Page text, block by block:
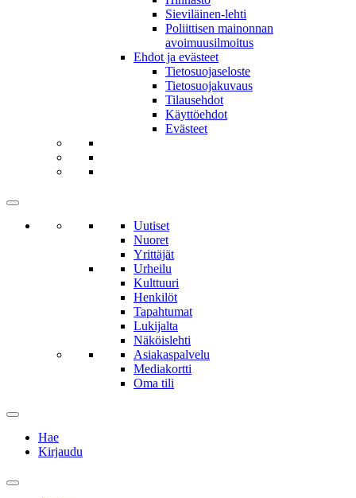
Sieviläinen-lehti
Poliittisen mainonnan
avoimuusilmoitus
Ehdot ja evästeet
Tietosuojaseloste
Tietosuojakuvaus
Tilausehdot
Käyttöehdot
Evästeet
Uutiset
Nuoret
Yrittäjät
Urheilu
Kulttuuri
Henkilöt
Tapahtumat
Lukijalta
Näköislehti
Asiakaspalvelu
Mediakortti
Oma tili
Hae
Kirjaudu